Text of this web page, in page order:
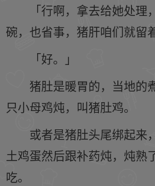
「行啊，拿去给她处
碗，也省事，猪肝咱们就留
「好。」
猪肚是暖胃的，当地的
只小母鸡炖，叫猪肚鸡。
或者是猪肚头尾绑起来
土鸡蛋然后跟补药炖，炖熟
吃。